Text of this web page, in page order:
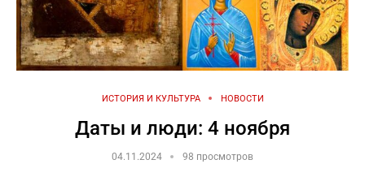
ИСТОРИЯ И КУЛЬТУРА НОВОСТИ
Даты и люди: 4 ноября
04.11.2024 98 просмотров